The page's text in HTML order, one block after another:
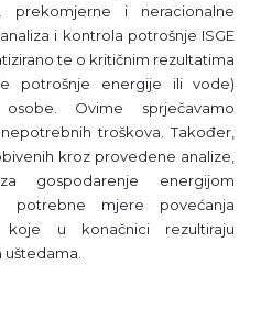
prekomjerne i neracionalne
i kontrola potrošnje ISGE
te o kritičnim rezultatima
potrošnje energije ili vode)
Ovime sprječavamo
troškova. Također,
kroz provedene analize,
gospodarenje energijom
potrebne mjere povećanja
koje u konačnici rezultiraju